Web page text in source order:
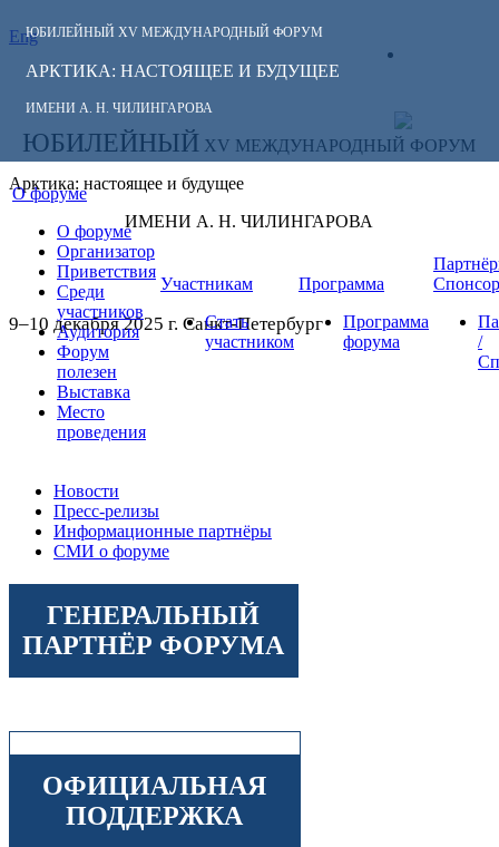
ЮБИЛЕЙНЫЙ XV МЕЖДУНАРОДНЫЙ ФОРУМ
АРКТИКА: НАСТОЯЩЕЕ И БУДУЩЕЕ
ИМЕНИ А. Н. ЧИЛИНГАРОВА
Eng
СЛЕДИТЕ ЗА
НОВОСТЯМИ
ФОРУМА:
ЮБИЛЕЙНЫЙ XV МЕЖДУНАРОДНЫЙ ФОРУМ
Арктика: настоящее и будущее
ИМЕНИ А. Н. ЧИЛИНГАРОВА
9–10 декабря 2025 г. Санкт-Петербург
О форуме
О форуме
Организатор
Приветствия
Среди
участников
Аудитория
Форум
полезен
Выставка
Место
проведения
Участникам
Стать
участником
Программа
Программа
форума
/
Новости
Пресс-релизы
Информационные партнёры
СМИ о форуме
ГЕНЕРАЛЬНЫЙ
ПАРТНЁР ФОРУМА
ОФИЦИАЛЬНАЯ
ПОДДЕРЖКА